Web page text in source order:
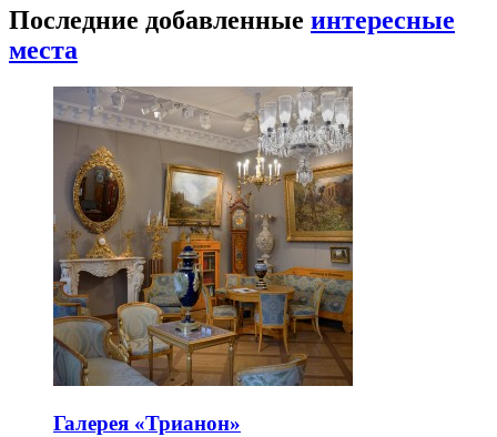
Последние добавленные интересные
места
Галерея «Трианон»